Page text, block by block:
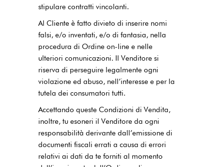
stipulare contratti vincolanti.
Al Cliente è fatto divieto di inserire nomi
falsi, e/o inventati, e/o di fantasia, nella
procedura di Ordine on-line e nelle
ulteriori comunicazioni. Il Venditore si
riserva di perseguire legalmente ogni
violazione ed abuso, nell’interesse e per la
tutela dei consumatori tutti.
Accettando queste Condizioni di Vendita,
inoltre, tu esoneri il Venditore da ogni
responsabilità derivante dall’emissione di
documenti fiscali errati a causa di errori
relativi ai dati da te forniti al momento